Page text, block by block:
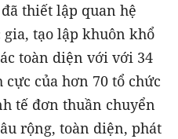
thiết lập quan hệ
tạo lập khuôn khổ
toàn diện với với 34
của hơn 70 tổ chức
tế đơn thuần chuyển
rộng, toàn diện, phát